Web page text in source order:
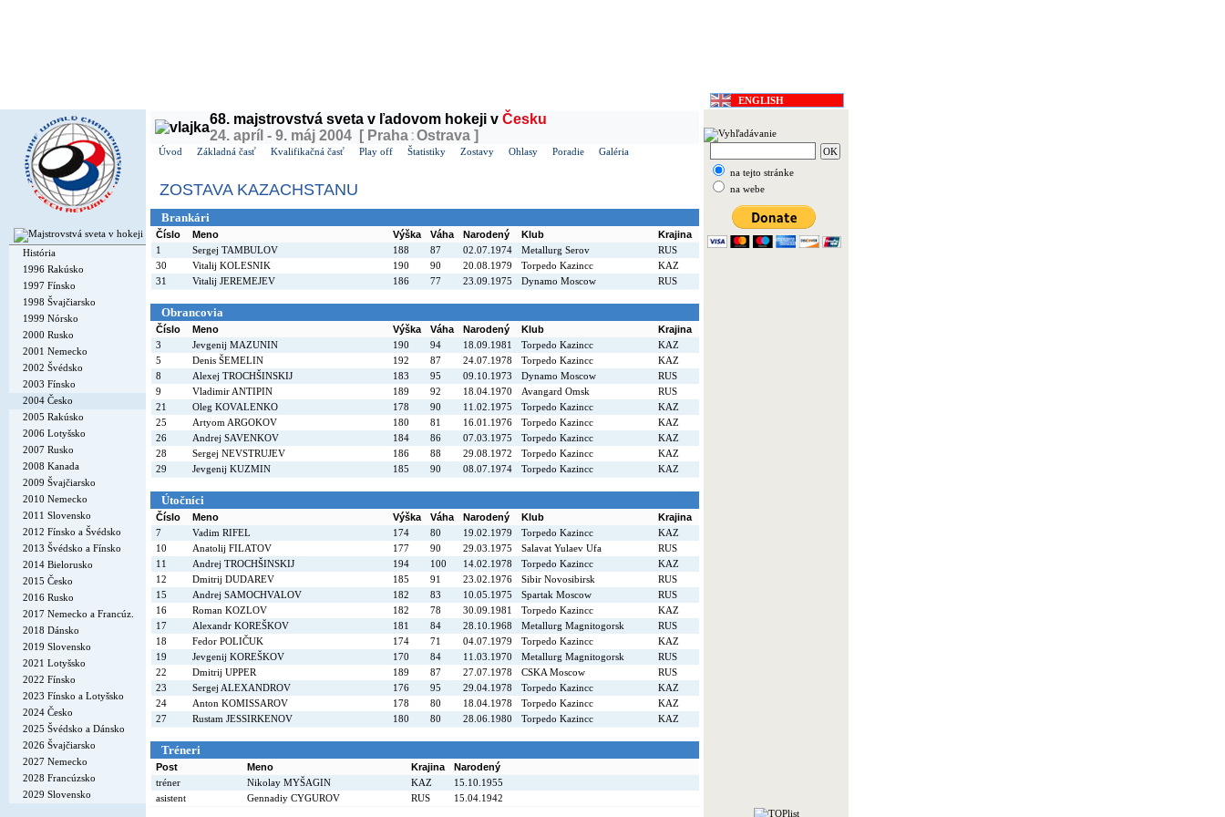
ENGLISH
História
1996 Rakúsko
1997 Fínsko
1998 Švajčiarsko
1999 Nórsko
2000 Rusko
2001 Nemecko
2002 Švédsko
2003 Fínsko
2004 Česko
2005 Rakúsko
2006 Lotyšsko
2007 Rusko
2008 Kanada
2009 Švajčiarsko
2010 Nemecko
2011 Slovensko
2012 Fínsko a Švédsko
2013 Švédsko a Fínsko
2014 Bielorusko
2015 Česko
2016 Rusko
2017 Nemecko a Francúz.
2018 Dánsko
2019 Slovensko
2021 Lotyšsko
2022 Fínsko
2023 Fínsko a Lotyšsko
2024 Česko
2025 Švédsko a Dánsko
2026 Švajčiarsko
2027 Nemecko
2028 Francúzsko
2029 Slovensko
68. majstrovstvá sveta v ľadovom hokeji v Česku
24. apríl - 9. máj 2004 [ Praha:Ostrava ]
Úvod Základná časť Kvalifikačná časť Play off Štatistiky Zostavy Ohlasy Poradie Galéria
ZOSTAVA KAZACHSTANU
Brankári
Číslo Meno Výška Váha Narodený Klub
Krajina
1
Sergej TAMBULOV 188 87 02.07.1974 Metallurg Serov
RUS
30
Vitalij KOLESNIK 190 90 20.08.1979 Torpedo Kazincc
KAZ
31
Vitalij JEREMEJEV 186 77 23.09.1975 Dynamo Moscow RUS
Obrancovia
Číslo Meno Výška Váha Narodený Klub
Krajina
3
Jevgenij MAZUNIN 190 94 18.09.1981 Torpedo Kazincc
KAZ
5
Denis ŠEMELIN 192 87 24.07.1978 Torpedo Kazincc
KAZ
8
Alexej TROCHŠINSKIJ 183 95 09.10.1973 Dynamo Moscow
RUS
9
Vladimir ANTIPIN 189 92 18.04.1970 Avangard Omsk
RUS
21
Oleg KOVALENKO 178 90 11.02.1975 Torpedo Kazincc
KAZ
25
Artyom ARGOKOV 180 81 16.01.1976 Torpedo Kazincc
KAZ
26
Andrej SAVENKOV 184 86 07.03.1975 Torpedo Kazincc
KAZ
28
Sergej NEVSTRUJEV 186 88 29.08.1972 Torpedo Kazincc
KAZ
29
Jevgenij KUZMIN 185 90 08.07.1974 Torpedo Kazincc KAZ
Útočníci
Číslo Meno Výška Váha Narodený Klub
Krajina
7
Vadim RIFEL 174 80 19.02.1979 Torpedo Kazincc
KAZ
10
Anatolij FILATOV 177 90 29.03.1975 Salavat Yulaev Ufa
RUS
11
Andrej TROCHŠINSKIJ 194 100 14.02.1978 Torpedo Kazincc
KAZ
12
Dmitrij DUDAREV 185 91 23.02.1976 Sibir Novosibirsk
RUS
15
Andrej SAMOCHVALOV 182 83 10.05.1975 Spartak Moscow
RUS
16
Roman KOZLOV 182 78 30.09.1981 Torpedo Kazincc
KAZ
17
Alexandr KOREŠKOV 181 84 28.10.1968 Metallurg Magnitogorsk
RUS
18
Fedor POLIČUK 174 71 04.07.1979 Torpedo Kazincc
KAZ
19
Jevgenij KOREŠKOV 170 84 11.03.1970 Metallurg Magnitogorsk
RUS
22
Dmitrij UPPER 189 87 27.07.1978 CSKA Moscow
RUS
23
Sergej ALEXANDROV 176 95 29.04.1978 Torpedo Kazincc
KAZ
24
Anton KOMISSAROV 178 80 18.04.1978 Torpedo Kazincc
KAZ
27
Rustam JESSIRKENOV 180 80 28.06.1980 Torpedo Kazincc KAZ
Tréneri
Post Meno Krajina
Narodený
tréner
Nikolay MYŠAGIN KAZ
15.10.1955
asistent
Gennadiy CYGUROV RUS 15.04.1942
na tejto stránke
na webe